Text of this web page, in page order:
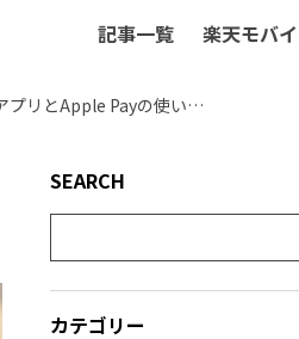
記事一覧 楽天モバ
iPhoneの「ウォレット」とは？Apple ウォレットアプリとApple Payの使い方を徹底解説
SEARCH
カテゴリー